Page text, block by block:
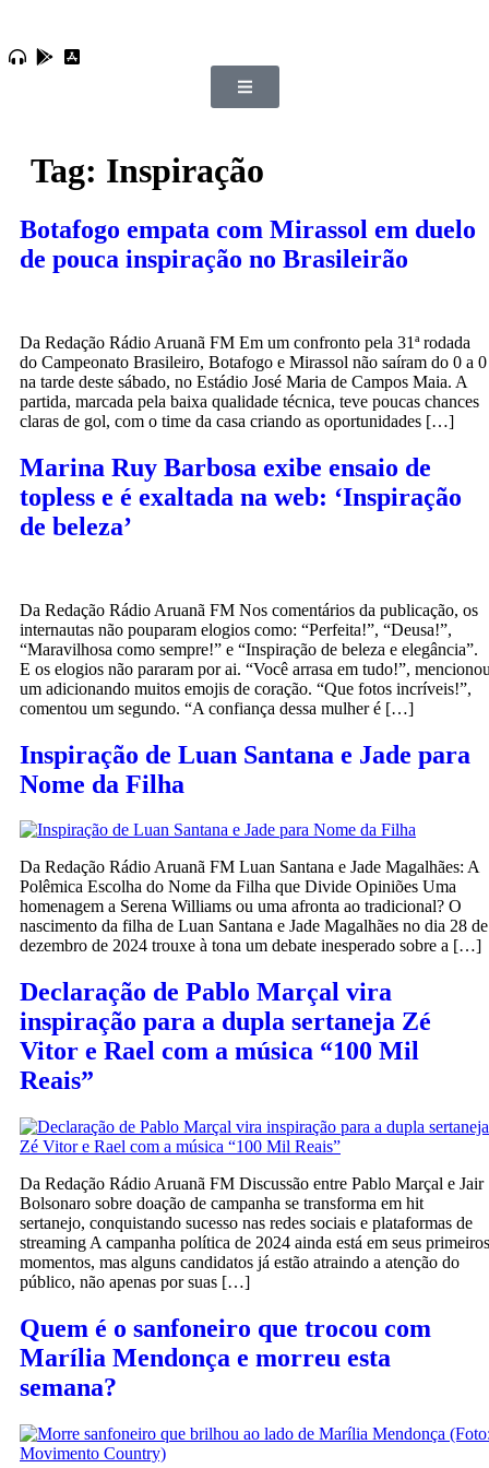
Tag: Inspiração
Botafogo empata com Mirassol em duelo
de pouca inspiração no Brasileirão
Da Redação Rádio Aruanã FM Em um confronto pela 31ª rodada
do Campeonato Brasileiro, Botafogo e Mirassol não saíram do 0 a 0
na tarde deste sábado, no Estádio José Maria de Campos Maia. A
partida, marcada pela baixa qualidade técnica, teve poucas chances
claras de gol, com o time da casa criando as oportunidades […]
Marina Ruy Barbosa exibe ensaio de
topless e é exaltada na web: ‘Inspiração
de beleza’
Da Redação Rádio Aruanã FM Nos comentários da publicação, os
internautas não pouparam elogios como: “Perfeita!”, “Deusa!”,
“Maravilhosa como sempre!” e “Inspiração de beleza e elegância”.
E os elogios não pararam por ai. “Você arrasa em tudo!”,
um adicionando muitos emojis de coração. “Que fotos incríveis!”,
comentou um segundo. “A confiança dessa mulher é […]
Inspiração de Luan Santana e Jade para
Nome da Filha
Da Redação Rádio Aruanã FM Luan Santana e Jade Magalhães: A
Polêmica Escolha do Nome da Filha que Divide Opiniões Uma
homenagem a Serena Williams ou uma afronta ao tradicional? O
nascimento da filha de Luan Santana e Jade Magalhães no dia 28 de
dezembro de 2024 trouxe à tona um debate inesperado sobre a […]
Declaração de Pablo Marçal vira
inspiração para a dupla sertaneja Zé
Vitor e Rael com a música “100 Mil
Reais”
Da Redação Rádio Aruanã FM Discussão entre Pablo Marçal e Jair
Bolsonaro sobre doação de campanha se transforma em hit
sertanejo, conquistando sucesso nas redes sociais e plataformas de
streaming A campanha política de 2024 ainda está em seus primeiros
momentos, mas alguns candidatos já estão atraindo a atenção do
público, não apenas por suas […]
Quem é o sanfoneiro que trocou com
Marília Mendonça e morreu esta
semana?